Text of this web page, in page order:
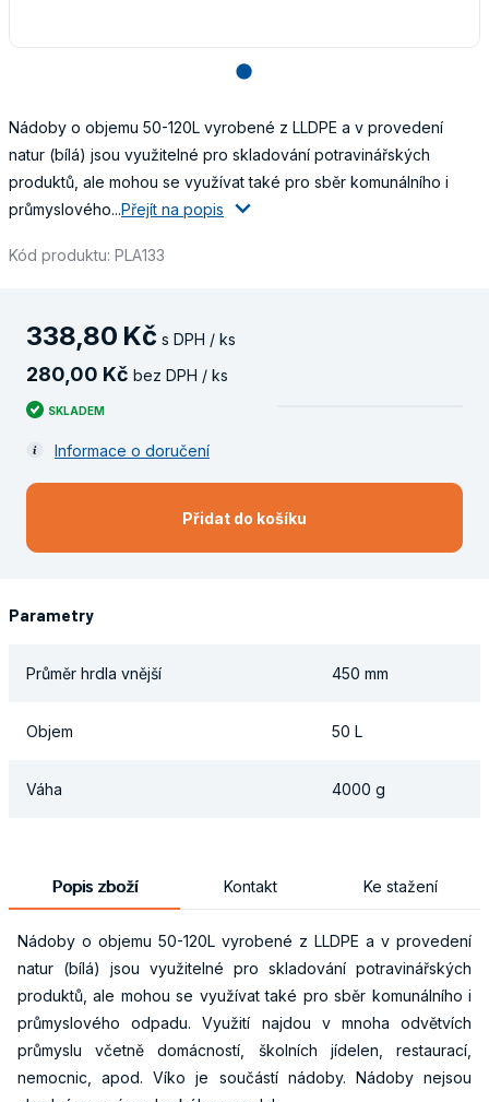
lens
Nádoby o objemu 50-120L vyrobené z LLDPE a v provedení
natur (bílá) jsou využitelné pro skladování potravinářských
produktů, ale mohou se využívat také pro sběr komunálního i
průmyslového...Přejít na popis
Kód produktu: PLA133
338,80 Kč s DPH / ks
280 00 Kč bez DPH / ks
SKLADEM
Informace o doručení
Přidat do košíku
Parametry
Průměr hrdla vnější 450 mm
Objem 50 L
Váha 4000 g
Popis zboží Kontakt Ke stažení
Nádoby o objemu 50-120L vyrobené z LLDPE a v provedení
natur (bílá) jsou využitelné pro skladování potravinářských
produktů, ale mohou se využívat také pro sběr komunálního i
průmyslového odpadu. Využití najdou v mnoha odvětvích
průmyslu včetně domácností, školních jídelen, restaurací,
nemocnic, apod. Víko je součástí nádoby. Nádoby nejsou